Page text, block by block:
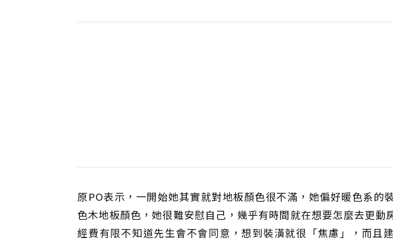
原PO表示，一開始她其實就對地板顏色很不滿，她偏好暖色系的
色木地板顏色，她很難安慰自己，幾乎有時間就在想要怎麼去更動
經費有限不知道先生會不會同意，想到裝潢就很「焦慮」，而且